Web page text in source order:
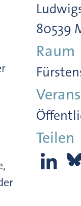
80539
Raum
Teilen